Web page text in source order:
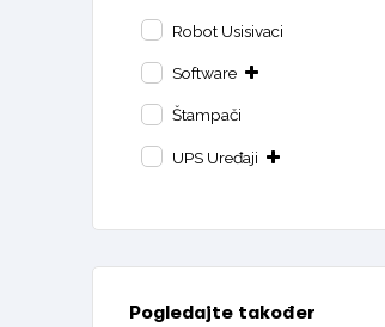
Robot Usisivaci
Software
Štampači
UPS Uređaji
Pogledajte također